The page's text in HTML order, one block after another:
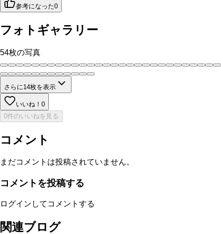
参考になった0
フォトギャラリー
54枚の写真
さらに 14枚を表示
いいね！ 0
0件のいいねを見る
コメント
まだコメントは投稿されていません。
コメントを投稿する
ログインしてコメントする
関連ブログ